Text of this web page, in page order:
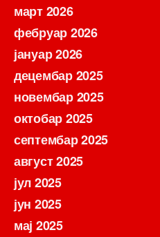
март 2026
фебруар 2026
јануар 2026
децембар 2025
новембар 2025
октобар 2025
септембар 2025
август 2025
јул 2025
јун 2025
мај 2025